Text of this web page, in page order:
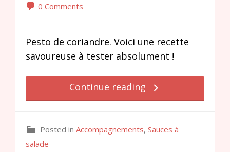
0 Comments
Pesto de coriandre. Voici une recette
savoureuse à tester absolument !
Continue reading
Posted in Accompagnements, Sauces à
salade